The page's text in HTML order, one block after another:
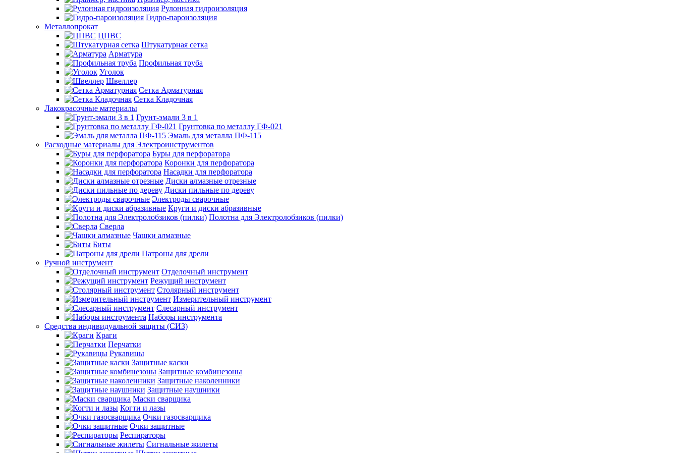
Рулонная гидроизоляция
Гидро-пароизоляция
Металлопрокат
ЦПВС
Штукатурная сетка
Арматура
Профильная труба
Уголок
Швеллер
Сетка Арматурная
Сетка Кладочная
Лакокрасочные материалы
Грунт-эмали 3 в 1
Грунтовка по металлу ГФ-021
Эмаль для металла ПФ-115
Расходные материалы для Электроинструментов
Буры для перфоратора
Коронки для перфоратора
Насадки для перфоратора
Диски алмазные отрезные
Диски пильные по дереву
Электроды сварочные
Круги и диски абразивные
Полотна для Электролобзиков (пилки)
Сверла
Чашки алмазные
Биты
Патроны для дрели
Ручной инструмент
Отделочный инструмент
Режущий инструмент
Столярный инструмент
Измерительный инструмент
Слесарный инструмент
Наборы инструмента
Средства индивидуальной защиты (СИЗ)
Краги
Перчатки
Рукавицы
Защитные каски
Защитные комбинезоны
Защитные наколенники
Защитные наушники
Маски сварщика
Когти и лазы
Очки газосварщика
Очки защитные
Респираторы
Сигнальные жилеты